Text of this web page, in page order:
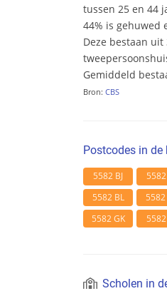
tussen 25 en 44
44% is gehuwed
Deze bestaan uit
Gemiddeld
Bron: CBS
Postcodes in
5582 BJ 5582
5582 BL
5582
5582 GK
5582
Scholen in